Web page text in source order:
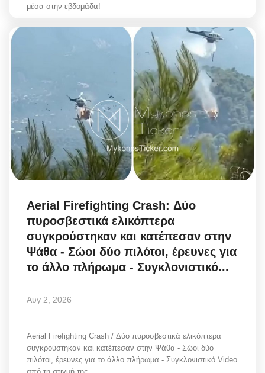
μέσα στην εβδομάδα!
Aerial Firefighting Crash: Δύο
πυροσβεστικά ελικόπτερα
συγκρούστηκαν και κατέπεσαν στην
Ψάθα - Σώοι δύο πιλότοι, έρευνες για
το άλλο πλήρωμα - Συγκλονιστικό...
Αυγ 2, 2026
Aerial Firefighting Crash / Δύο πυροσβεστικά ελικόπτερα
συγκρούστηκαν και κατέπεσαν στην Ψάθα - Σώοι δύο
πιλότοι, έρευνες για το άλλο πλήρωμα - Συγκλονιστικό Video